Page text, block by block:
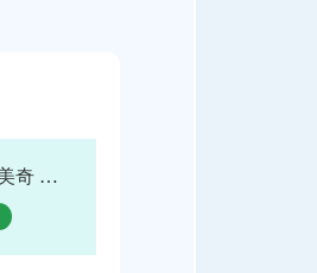
上海同济vs湖州美奇 全场录像